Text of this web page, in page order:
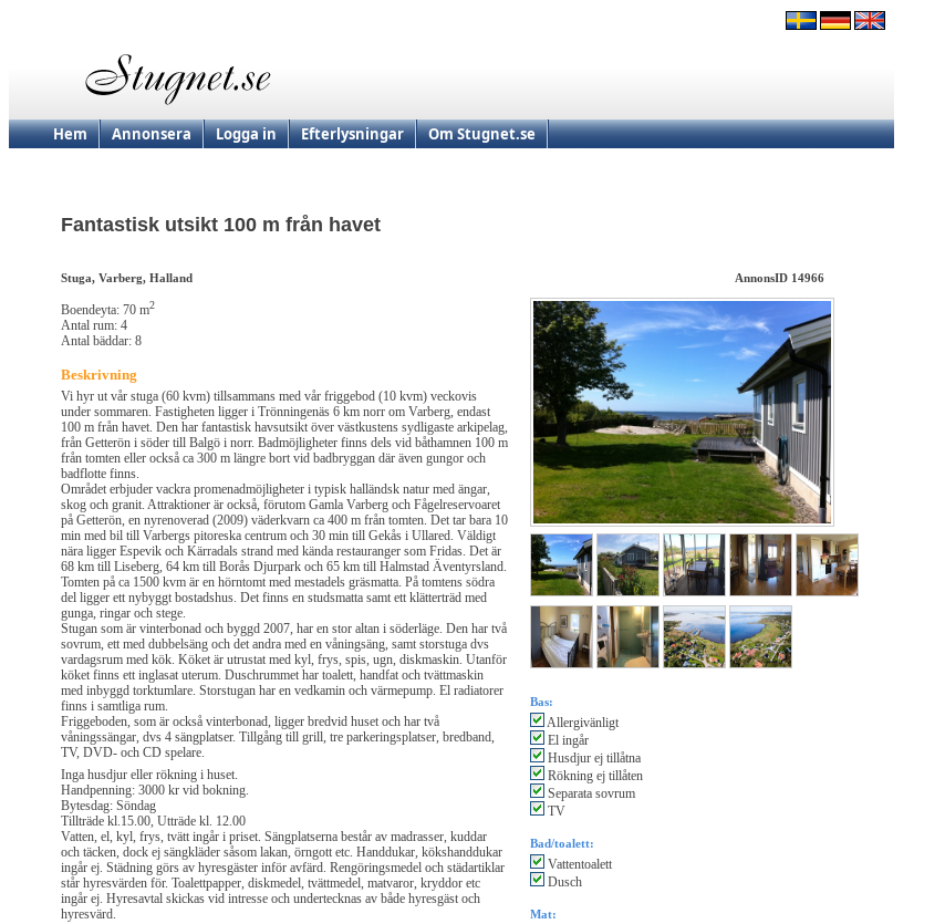
Hem Annonsera Logga in Efterlysningar Om Stugnet.se
Fantastisk utsikt 100 m från havet
Stuga, Varberg, Halland AnnonsID 14966
Boendeyta: 70 m2
Antal rum: 4
Antal bäddar: 8
Beskrivning
Vi hyr ut vår stuga (60 kvm) tillsammans med vår friggebod (10 kvm) veckovis
under sommaren. Fastigheten ligger i Trönningenäs 6 km norr om Varberg, endast
100 m från havet. Den har fantastisk havsutsikt över västkustens sydligaste arkipelag,
från Getterön i söder till Balgö i norr. Badmöjligheter finns dels vid båthamnen 100 m
från tomten eller också ca 300 m längre bort vid badbryggan där även gungor och
badflotte finns.
Området erbjuder vackra promenadmöjligheter i typisk halländsk natur med ängar,
skog och granit. Attraktioner är också, förutom Gamla Varberg och Fågelreservoaret
på Getterön, en nyrenoverad (2009) väderkvarn ca 400 m från tomten. Det tar bara 10
min med bil till Varbergs pitoreska centrum och 30 min till Gekås i Ullared. Väldigt
nära ligger Espevik och Kärradals strand med kända restauranger som Fridas. Det är
68 km till Liseberg, 64 km till Borås Djurpark och 65 km till Halmstad Äventyrsland.
Tomten på ca 1500 kvm är en hörntomt med mestadels gräsmatta. På tomtens södra
del ligger ett nybyggt bostadshus. Det finns en studsmatta samt ett klätterträd med
gunga, ringar och stege.
Stugan som är vinterbonad och byggd 2007, har en stor altan i söderläge. Den har två
sovrum, ett med dubbelsäng och det andra med en våningsäng, samt storstuga dvs
vardagsrum med kök. Köket är utrustat med kyl, frys, spis, ugn, diskmaskin. Utanför
köket finns ett inglasat uterum. Duschrummet har toalett, handfat och tvättmaskin
med inbyggd torktumlare. Storstugan har en vedkamin och värmepump. El radiatorer
finns i samtliga rum.
Friggeboden, som är också vinterbonad, ligger bredvid huset och har två
våningssängar, dvs 4 sängplatser. Tillgång till grill, tre parkeringsplatser, bredband,
TV, DVD- och CD spelare.
Inga husdjur eller rökning i huset.
Handpenning: 3000 kr vid bokning.
Bytesdag: Söndag
Tillträde kl.15.00, Utträde kl. 12.00
Vatten, el, kyl, frys, tvätt ingår i priset. Sängplatserna består av madrasser, kuddar
och täcken, dock ej sängkläder såsom lakan, örngott etc. Handdukar, kökshanddukar
ingår ej. Städning görs av hyresgäster inför avfärd. Rengöringsmedel och städartiklar
står hyresvärden för. Toalettpapper, diskmedel, tvättmedel, matvaror, kryddor etc
ingår ej. Hyresavtal skickas vid intresse och undertecknas av både hyresgäst och
hyresvärd.
Bas:
Allergivänligt
El ingår
Husdjur ej tillåtna
Rökning ej tillåten
Separata sovrum
TV
Bad/toalett:
Vattentoalett
Dusch
Mat: